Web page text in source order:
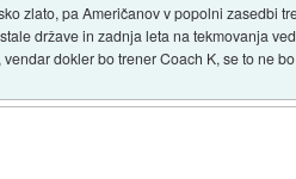
zlato, pa Američanov v popolni zasedbi
države in zadnja leta na tekmovanja
dokler bo trener Coach K, se to ne